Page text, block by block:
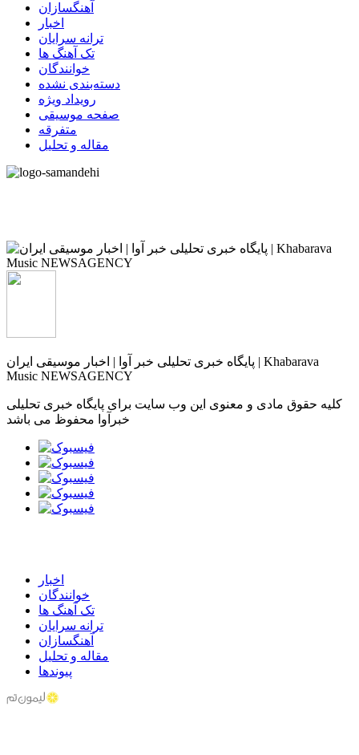
آهنگسازان
اخبار
ترانه سرایان
تک آهنگ ها
خوانندگان
دسته‌بندی نشده
رویداد ویژه
صفحه موسیقی
متفرقه
مقاله و تحلیل
پایگاه خبری تحلیلی خبر آوا | اخبار موسیقی ایران | Khabarava
Music NEWSAGENCY
کلیه حقوق مادی و معنوی این وب سایت برای پایگاه خبری تحلیلی
خبرآوا محفوظ می باشد
اخبار
خوانندگان
تک آهنگ ها
ترانه سرایان
آهنگسازان
مقاله و تحلیل
پیوندها